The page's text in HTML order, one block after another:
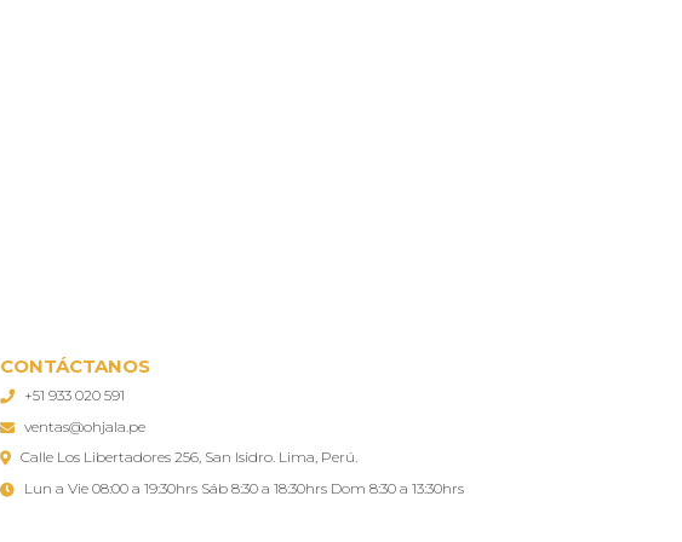
CONTÁCTANOS
+51 933 020 591
ventas@ohjala.pe
Calle Los Libertadores 256, San Isidro. Lima, Perú.
Lun a Vie 08:00 a 19:30hrs Sáb 8:30 a 18:30hrs Dom 8:30 a 13:30hrs